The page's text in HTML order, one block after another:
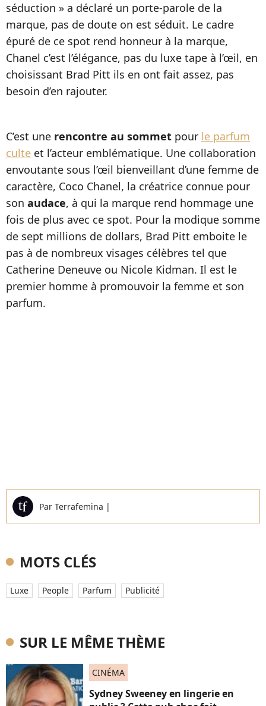
séduction » a déclaré un porte-parole de la
marque, pas de doute on est séduit. Le cadre
épuré de ce spot rend honneur à la marque,
Chanel c’est l’élégance, pas du luxe tape à l’œil, en
choisissant Brad Pitt ils en ont fait assez, pas
besoin d’en rajouter.
C’est une rencontre au sommet pour le parfum
culte et l’acteur emblématique. Une collaboration
envoutante sous l’œil bienveillant d’une femme de
caractère, Coco Chanel, la créatrice connue pour
son audace, à qui la marque rend hommage une
fois de plus avec ce spot. Pour la modique somme
de sept millions de dollars, Brad Pitt emboite le
pas à de nombreux visages célèbres tel que
Catherine Deneuve ou Nicole Kidman. Il est le
premier homme à promouvoir la femme et son
parfum.
Par Terrafemina |
MOTS CLÉS
Luxe People Parfum Publicité
SUR LE MÊME THÈME
CINÉMA
Sydney Sweeney en lingerie en